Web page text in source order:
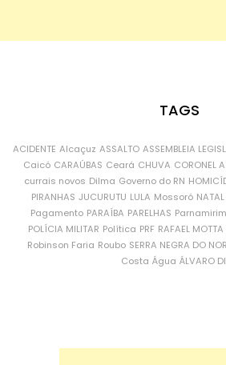
TAGS
ACIDENTE Alcaçuz ASSALTO ASSEMBLEIA
Caicó CARAÚBAS Ceará CHUVA CORONEL
currais novos Dilma Governo do RN
PIRANHAS JUCURUTU LULA Mossoró NATAL
Pagamento PARAÍBA PARELHAS Parnamirim
POLÍCIA MILITAR Política PRF RAFAEL MOTTA
Robinson Faria Roubo SERRA NEGRA DO
Costa Água ÁLVARO